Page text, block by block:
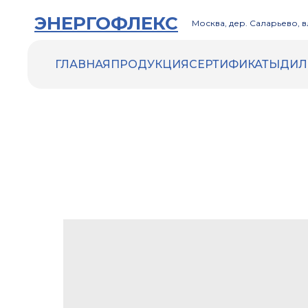
ЭНЕРГОФЛЕКС Москва, дер. Саларьево,
ГЛАВНАЯ ПРОДУКЦИЯСЕРТИФИКАТЫ